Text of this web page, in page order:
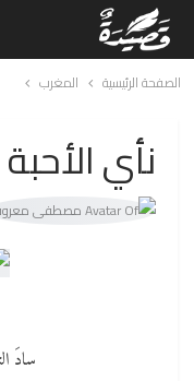
الصفحة الرئيسية المغرب
نأي الأحبة
سادَ